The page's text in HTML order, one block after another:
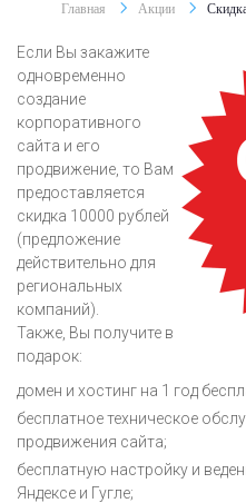
Главная Акции
Если Вы закажите
одновременно
создание
корпоративного
сайта и его
продвижение, то Вам
предоставляется
скидка 10000 рублей
(предложение
действительно для
региональных
компаний).
Также, Вы получите в
подарок:
домен и хостинг на 1 год
бесплатное техническое
продвижения сайта;
бесплатную настройку и
Яндексе и Гугле;